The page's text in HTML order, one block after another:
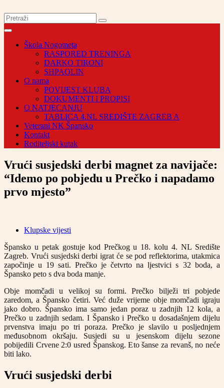
Škola Nogometa
RASPORED TRENINGA
DARKO TIRONI
SHPAOLIN
O nama
POVIJEST KLUBA
DOKUMENTI I PROPISI
O NATJECANJU
TABLICA 4.NL SREDIŠTE ZAGREB A
Veterani NK Špansko
Kontakt
Roditeljski kutak
Vrući susjedski derbi magnet za navijače:
“Idemo po pobjedu u Prečko i napadamo
prvo mjesto”
Klupske vijesti
Špansko u petak gostuje kod Prečkog u 18. kolu 4. NL Središte
Zagreb. Vrući susjedski derbi igrat će se pod reflektorima, utakmica
započinje u 19 sati. Prečko je četvrto na ljestvici s 32 boda, a
Špansko peto s dva boda manje.
Obje momčadi u velikoj su formi. Prečko bilježi tri pobjede
zaredom, a Špansko četiri. Već duže vrijeme obje momčadi igraju
jako dobro. Špansko ima samo jedan poraz u zadnjih 12 kola, a
Prečko u zadnjih sedam. I Špansko i Prečko u dosadašnjem dijelu
prvenstva imaju po tri poraza. Prečko je slavilo u posljednjem
međusobnom okršaju. Susjedi su u jesenskom dijelu sezone
pobijedili Crvene 2:0 usred Španskog. Eto šanse za revanš, no neće
biti lako.
Vrući susjedski derbi